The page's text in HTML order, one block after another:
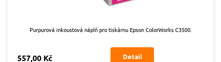
Purpurová inkoustová náplň pro tiskárnu Epson ColorWorks C3500.
557,00 Kč Detail